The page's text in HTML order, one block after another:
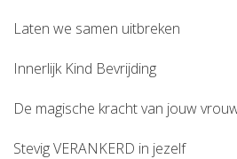
Laten we samen uitbreken
Innerlijk Kind Bevrijding
De magische kracht van jouw
Stevig VERANKERD in jezelf